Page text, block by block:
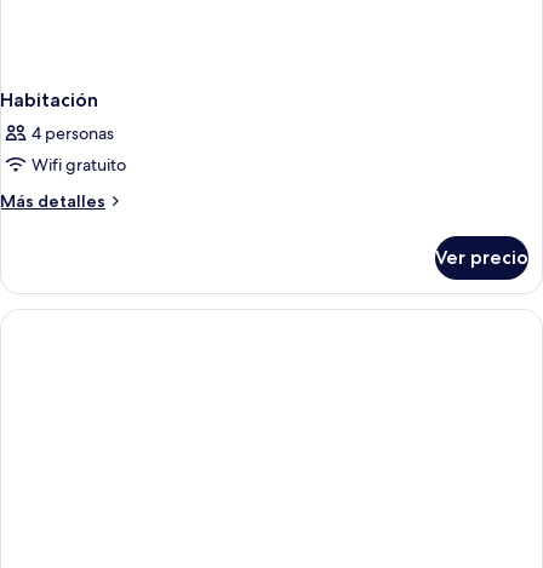
Habitación
4 personas
Wifi gratuito
Más detalles
Más
Ver precio